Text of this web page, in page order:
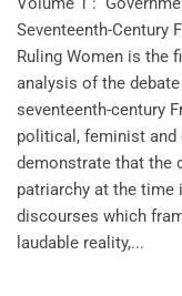
Seventeenth-Century
Ruling Women is the
analysis of the
seventeenth-century
political, feminist
demonstrate that the
patriarchy at the
discourses which
laudable reality,...